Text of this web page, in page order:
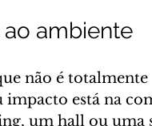
ambiente
não é totalmente
está na
um hall ou uma